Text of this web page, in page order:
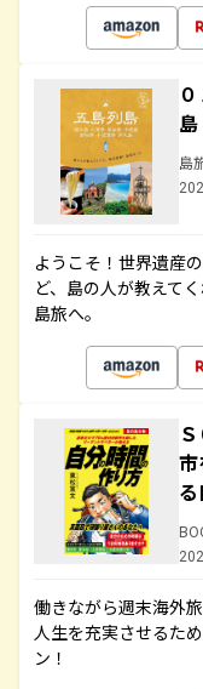
島
ようこそ！世界遺産
ど、島の人が教えて
島旅へ。
働きながら週末海外
人生を充実させるた
ン！